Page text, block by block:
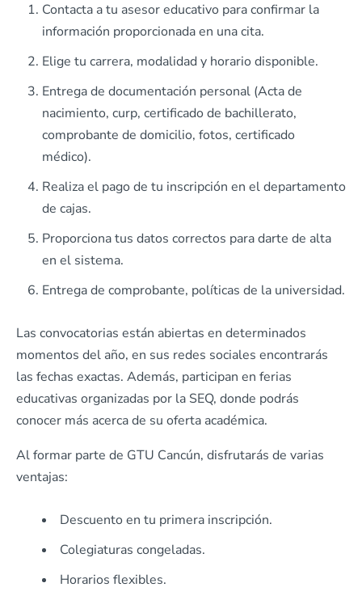
Contacta a tu asesor educativo para confirmar la
información proporcionada en una cita.
Elige tu carrera, modalidad y horario disponible.
Entrega de documentación personal (Acta de
nacimiento, curp, certificado de bachillerato,
comprobante de domicilio, fotos, certificado
médico).
Realiza el pago de tu inscripción en el departamento
de cajas.
Proporciona tus datos correctos para darte de alta
en el sistema.
Entrega de comprobante, políticas de la universidad.
Las convocatorias están abiertas en determinados
momentos del año, en sus redes sociales encontrarás
las fechas exactas. Además, participan en ferias
educativas organizadas por la SEQ, donde podrás
conocer más acerca de su oferta académica.
Al formar parte de GTU Cancún, disfrutarás de varias
ventajas:
Descuento en tu primera inscripción.
Colegiaturas congeladas.
Horarios flexibles.